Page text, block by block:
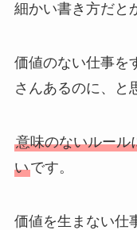
細かい書き方だと
価値のない仕事を
さんあるのに、と
意味のないルール
いです。
価値を生まない仕